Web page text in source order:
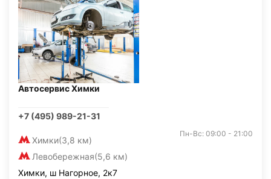
Автосервис Химки
+7 (495) 989-21-31
Химки(3,8 км)
Левобережная(5,6 км)
Пн-Вс: 09:00 - 21:00
Химки, ш Нагорное, 2к7